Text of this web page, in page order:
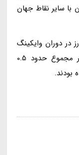
سایر نقاط جهان
در دوران وایکینگ
ها بودند. این دستبندها که وزن آنها در مجموع حدود 0.5
بودند.